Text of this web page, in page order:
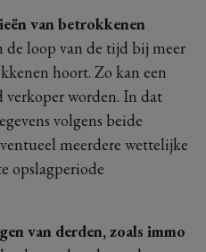
van betrokkenen
loop van de tijd bij meer
hoort. Zo kan een
worden. In dat
volgens beide
meerdere wettelijke
opslagperiode
van derden, zoals immo